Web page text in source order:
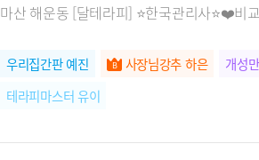
마산 해운동 [달테라피] ⭐한국관리사⭐❤️
우리집간판 예진 사장님강추 하은 개성
테라피마스터 유이